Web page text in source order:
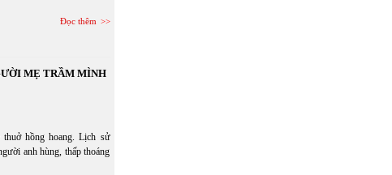
Đọc thêm
MẸ TRẦM MÌNH
hồng hoang. Lịch sử
anh hùng, thấp thoáng